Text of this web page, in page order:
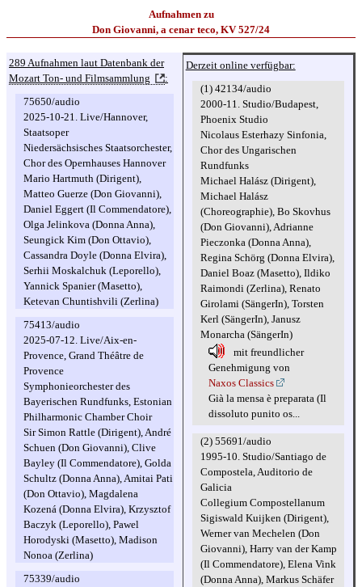
Aufnahmen zu
Don Giovanni, a cenar teco, KV 527/24
289 Aufnahmen laut Datenbank der
Mozart Ton- und Filmsammlung
:
75650/audio
2025-10-21. Live/Hannover,
Staatsoper
Niedersächsisches Staatsorchester,
Chor des Opernhauses Hannover
Mario Hartmuth (Dirigent),
Matteo Guerze (Don Giovanni),
Daniel Eggert (Il Commendatore),
Olga Jelinkova (Donna Anna),
Seungick Kim (Don Ottavio),
Cassandra Doyle (Donna Elvira),
Serhii Moskalchuk (Leporello),
Yannick Spanier (Masetto),
Ketevan Chuntishvili (Zerlina)
75413/audio
2025-07-12. Live/Aix-en-
Provence, Grand Théâtre de
Provence
Symphonieorchester des
Bayerischen Rundfunks, Estonian
Philharmonic Chamber Choir
Sir Simon Rattle (Dirigent), André
Schuen (Don Giovanni), Clive
Bayley (Il Commendatore), Golda
Schultz (Donna Anna), Amitai Pati
(Don Ottavio), Magdalena
Kozená (Donna Elvira), Krzysztof
Baczyk (Leporello), Pawel
Horodyski (Masetto), Madison
Nonoa (Zerlina)
75339/audio
Derzeit online verfügbar:
(1) 42134/audio
2000-11. Studio/Budapest,
Phoenix Studio
Nicolaus Esterhazy Sinfonia,
Chor des Ungarischen
Rundfunks
Michael Halász (Dirigent),
Michael Halász
(Choreographie), Bo Skovhus
(Don Giovanni), Adrianne
Pieczonka (Donna Anna),
Regina Schörg (Donna Elvira),
Daniel Boaz (Masetto), Ildiko
Raimondi (Zerlina), Renato
Girolami (SängerIn), Torsten
Kerl (SängerIn), Janusz
Monarcha (SängerIn)
mit freundlicher
Genehmigung von
Naxos Classics
Già la mensa è preparata (Il
dissoluto punito os...
(2) 55691/audio
1995-10. Studio/Santiago de
Compostela, Auditorio de
Galicia
Collegium Compostellanum
Sigiswald Kuijken (Dirigent),
Werner van Mechelen (Don
Giovanni), Harry van der Kamp
(Il Commendatore), Elena Vink
(Donna Anna), Markus Schäfer